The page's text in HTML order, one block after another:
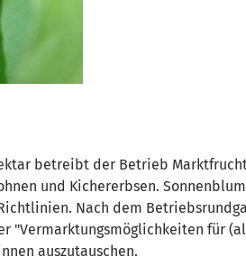
betreibt der Betrieb
und Kichererbsen.
Nach dem
"Vermarktungsmöglichkeiten für
auszutauschen.